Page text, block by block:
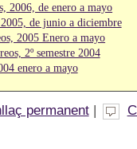
2006, de enero a mayo
de junio a diciembre
2005 Enero a mayo
2º semestre 2004
enero a mayo
permanent|